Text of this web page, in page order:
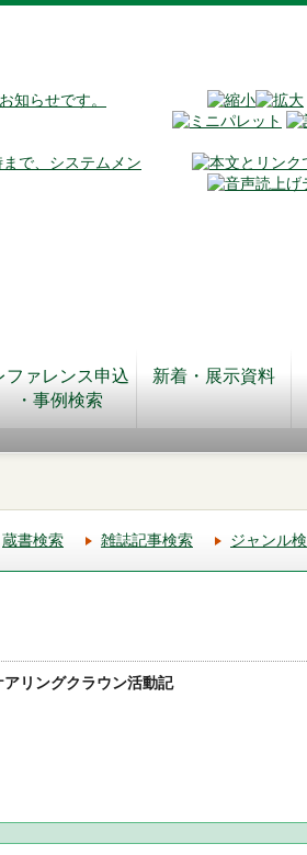
知らせです。
で、システムメン
ファレンス申込
・事例検索
新着・展示資料
蔵書検索 雑誌記事検索 ジャンル
リングクラウン活動記